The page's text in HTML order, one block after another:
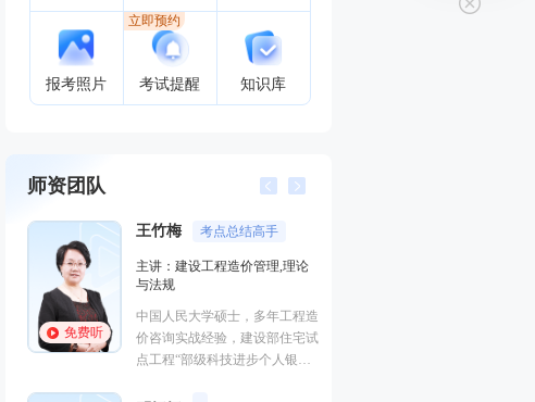
报考照片 考试提醒
立即预约
知识库
师资团队
免费听
王竹梅 考点总结高手
主讲：建设工程造价管理,理论
与法规
中国人民大学硕士，多年工程造
价咨询实战经验，建设部住宅试
点工程“部级科技进步个人银